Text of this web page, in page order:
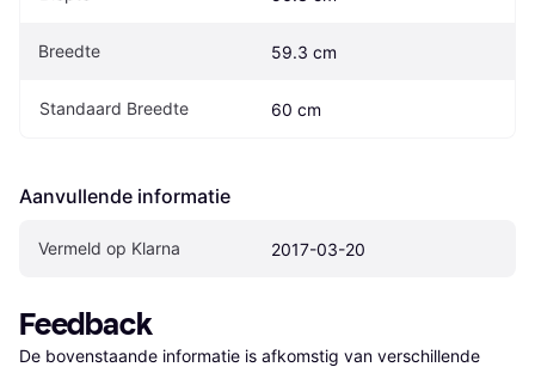
Breedte 59.3 cm
Standaard Breedte 60 cm
Aanvullende informatie
Vermeld op Klarna 2017-03-20
Feedback
De bovenstaande informatie is afkomstig van verschillende